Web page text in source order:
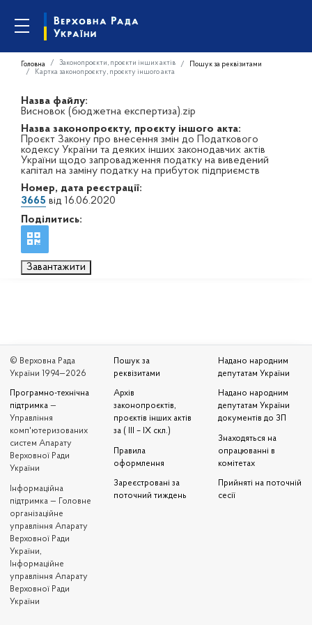
Головна Законопроєкти, проєкти інших актів
Пошук за реквізитами
Картка законопроєкту, проєкту іншого акта
Назва файлу:
Висновок (бюджетна експертиза).zip
Назва законопроєкту, проєкту іншого акта:
Проєкт Закону про внесення змін до Податкового
кодексу України та деяких інших законодавчих актів
України щодо запровадження податку на виведений
капітал на заміну податку на прибуток підприємств
Номер, дата реєстрації:
3665 від 16.06.2020
Поділитись:
Завантажити
© Верховна Рада
України 1994—2026
Програмно-технічна
підтримка —
Управління
комп'ютеризованих
систем Апарату
Верховної Ради
України
Iнформаційна
підтримка — Головне
організаційне
управління Апарату
Верховної Ради
України,
Інформаційне
управління Апарату
Верховної Ради
України
Пошук за
реквізитами
Архів
законопроєктів,
проєктів інших актів
за ( III – IX скл.)
Правила
оформлення
Зареєстровані за
поточний тиждень
Надано народним
депутатам України
Надано народним
депутатам України
документів до ЗП
Знаходяться на
опрацюванні в
комітетах
Прийняті на поточній
сесії